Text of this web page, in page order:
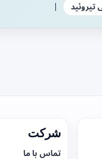
تیروئید |
شرکت
تماس با ما